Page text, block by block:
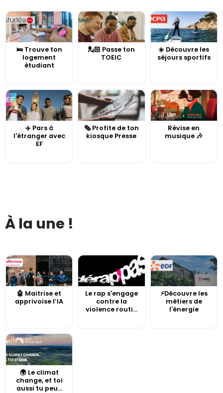
🛌 Trouve ton
logement
étudiant
💂🏻 Passe ton
TOEIC
☀️ Découvre les
séjours sportifs
✈️ Pars à
l'étranger avec
EF
🗞️ Profite de ton
kiosque Presse
Révise en
musique 🎶
À la une !
🤖 Maitrise et
apprivoise l’IA
Le rap s'engage
contre la
violence routi...
⚡Découvre les
métiers de
l'énergie
🌍 Le climat
change, et toi
aussi tu peu...